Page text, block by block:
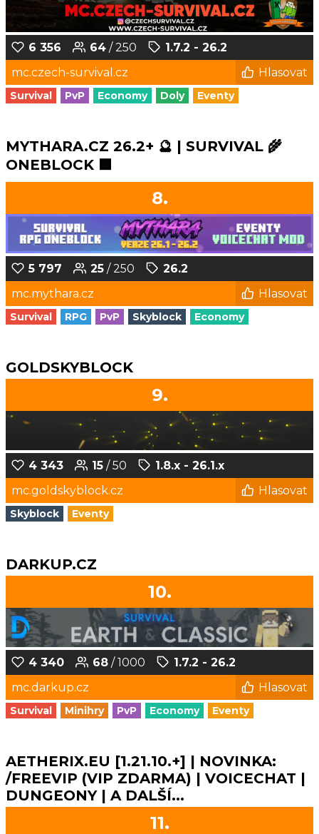
6 356 64 / 250
1.7.2 - 26.2
mc.czech-survival.cz
Hlasovat
Survival PvP Economy Doly Eventy
MYTHARA.CZ 26.2+ 🔮 | SURVIVAL 🌾
ONEBLOCK 🟩
8.
5 797 25 / 250
26.2
mc.mythara.cz
Hlasovat
Survival RPG PvP Skyblock Economy
GOLDSKYBLOCK
9.
4 343 15 / 50
1.8.x - 26.1.x
mc.goldskyblock.cz
Hlasovat
Skyblock Eventy
DARKUP.CZ
10.
4 340 68 / 1000
1.7.2 - 26.2
mc.darkup.cz
Hlasovat
Survival Minihry PvP Economy Eventy
AETHERIX.EU [1.21.10.+] | NOVINKA:
/FREEVIP (VIP ZDARMA) | VOICECHAT |
DUNGEONY | A DALŠÍ...
11.